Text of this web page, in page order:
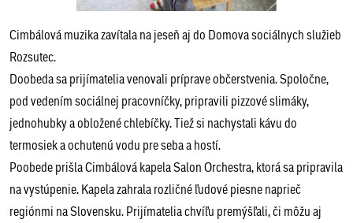
Cimbálová muzika zavítala na jeseň aj do Domova sociálnych služieb
Rozsutec.
Doobeda sa prijímatelia venovali príprave občerstvenia. Spoločne,
pod vedením sociálnej pracovníčky, pripravili pizzové slimáky,
jednohubky a obložené chlebíčky. Tiež si nachystali kávu do
termosiek a ochutenú vodu pre seba a hostí.
Poobede prišla Cimbálová kapela Salon Orchestra, ktorá sa pripravila
na vystúpenie. Kapela zahrala rozličné ľudové piesne naprieč
regiónmi na Slovensku. Prijímatelia chvíľu premýšľali, či môžu aj